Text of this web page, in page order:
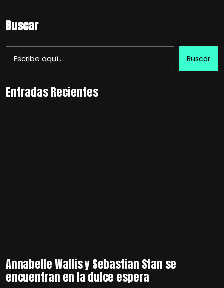
Buscar
Buscar
Entradas Recientes
Annabelle Wallis y Sebastian Stan se
encuentran en la dulce espera